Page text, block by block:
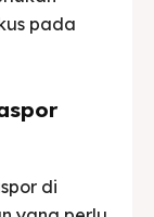
pada
di